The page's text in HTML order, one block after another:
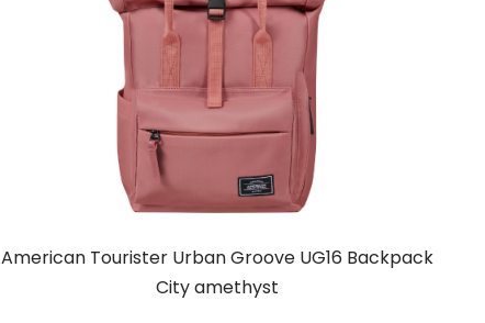
American Tourister Urban Groove UG16 Backpack
City amethyst